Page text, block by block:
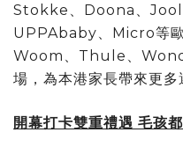
Stokke、Doona、
UPPAbaby、Micro等歐
Woom、Thule、
場，為本港家長帶來更多
開幕打卡雙重禮遇 毛孩